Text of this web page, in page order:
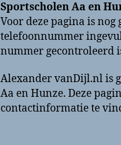
Sportscholen Aa en
Voor deze pagina is
telefoonnummer
nummer gecontroleerd
Alexander vanDijl.nl is
Aa en Hunze. Deze
contactinformatie te